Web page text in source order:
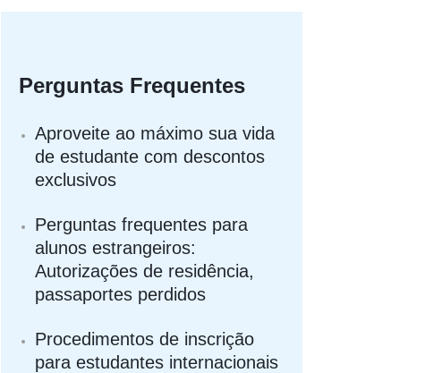
Perguntas Frequentes
Aproveite ao máximo sua vida
de estudante com descontos
exclusivos
Perguntas frequentes para
alunos estrangeiros:
Autorizações de residência,
passaportes perdidos
Procedimentos de inscrição
para estudantes internacionais